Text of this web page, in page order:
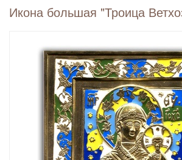
Икона большая "Троица